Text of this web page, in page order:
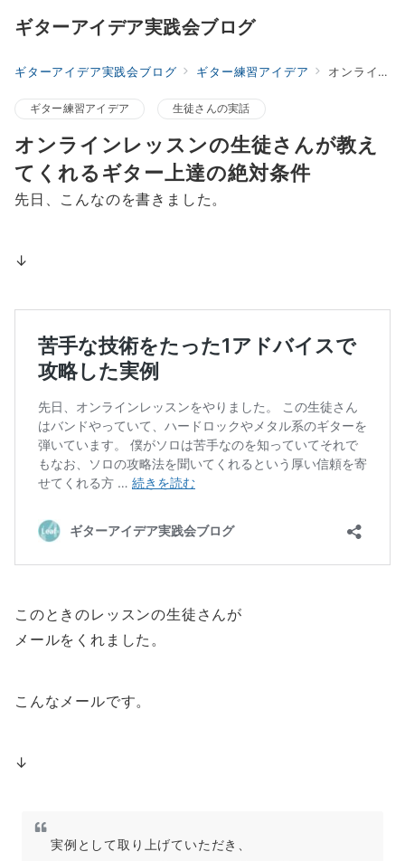
ギターアイデア実践会ブログ
ギターアイデア実践会ブログ ギター練習アイデア オンラインレッスンの生徒さんが教えてくれるギター上達の絶対条件
ギター練習アイデア 生徒さんの実話
オンラインレッスンの生徒さんが教え
てくれるギター上達の絶対条件
先日、こんなのを書きました。
↓
このときのレッスンの生徒さんが
メールをくれました。
こんなメールです。
↓
実例として取り上げていただき、